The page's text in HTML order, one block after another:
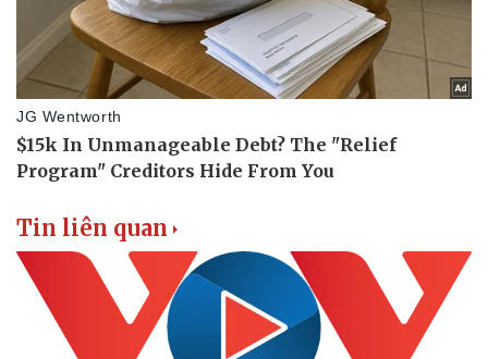
Tư vấn luật
Phân tích
Tin liên quan